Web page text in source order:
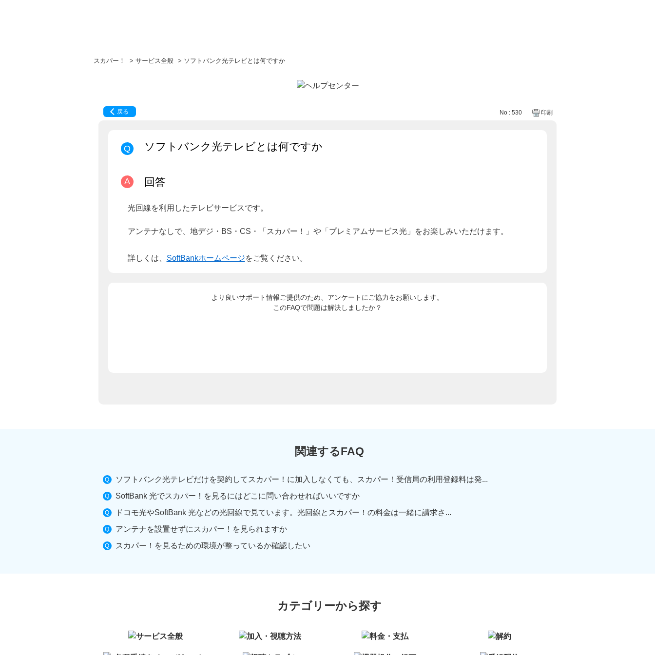
スカパー！ > サービス全般 > ソフトバンク光テレビとは何ですか
戻る No : 530 印刷
ソフトバンク光テレビとは何ですか
回答
光回線を利用したテレビサービスです。
アンテナなしで、地デジ・BS・CS・「スカパー！」や「プレミアムサービス光」をお楽しみいただけます。
詳しくは、 SoftBankホームページをご覧ください。
より良いサポート情報ご提供のため、アンケートにご協力をお願いします。
このFAQで問題は解決しましたか？
関連するFAQ
ソフトバンク光テレビだけを契約してスカパー！に加入しなくても、スカパー！受信局の利用登録料は発...
SoftBank 光でスカパー！を見るにはどこに問い合わせればいいですか
ドコモ光やSoftBank 光などの光回線で見ています。光回線とスカパー！の料金は一緒に請求さ...
アンテナを設置せずにスカパー！を見られますか
スカパー！を見るための環境が整っているか確認したい
カテゴリーから探す